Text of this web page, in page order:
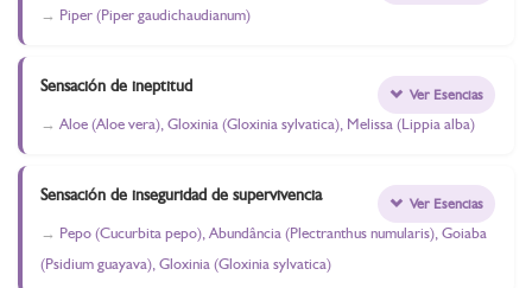
Piper (Piper gaudichaudianum)
Sensación de ineptitud
Aloe (Aloe vera), Gloxinia (Gloxinia sylvatica), Melissa (Lippia alba)
Ver Esencias
Sensación de inseguridad de supervivencia
Pepo (Cucurbita pepo), Abundância (Plectranthus numularis), Goiaba
(Psidium guayava), Gloxinia (Gloxinia sylvatica)
Ver Esencias